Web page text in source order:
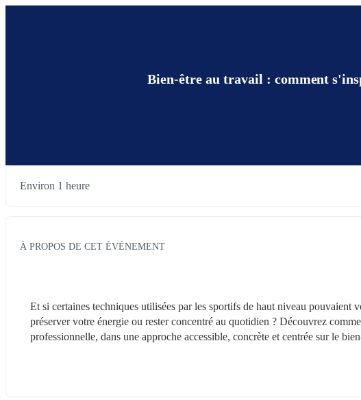
Bien-être au travail : comment
Environ 1 heure
À PROPOS DE CET ÉVÉNEMENT
Et si certaines techniques utilisées par les sportifs de haut niveau pouvaient
préserver votre énergie ou rester concentré au quotidien ? Découvrez
professionnelle, dans une approche accessible, concrète et centrée sur le